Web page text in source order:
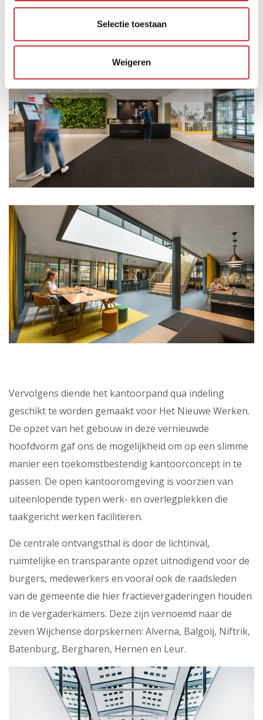
Selectie toestaan
Weigeren
vloeroppervlak. Er is bovenop een extra verdieping
Vervolgens diende het kantoorpand qua indeling
geschikt te worden gemaakt voor Het Nieuwe Werken.
De opzet van het gebouw in deze vernieuwde
hoofdvorm gaf ons de mogelijkheid om op een slimme
manier een toekomstbestendig kantoorconcept in te
passen. De open kantooromgeving is voorzien van
uiteenlopende typen werk- en overlegplekken die
taakgericht werken faciliteren.
De centrale ontvangsthal is door de lichtinval,
ruimtelijke en transparante opzet uitnodigend voor de
burgers, medewerkers en vooral ook de raadsleden
van de gemeente die hier fractievergaderingen houden
in de vergaderkamers. Deze zijn vernoemd naar de
zeven Wijchense dorpskernen: Alverna, Balgoij, Niftrik,
Batenburg, Bergharen, Hernen en Leur.